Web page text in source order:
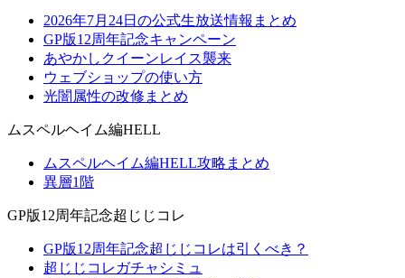
2026年7月24日の公式生放送情報まとめ
GP版12周年記念キャンペーン
あやかしクイーンレイス襲来
ウェブショップの使い方
光闇属性の改修まとめ
ムスペルヘイム編HELL
ムスペルヘイム編HELL攻略まとめ
異層1階
GP版12周年記念超じじコレ
GP版12周年記念超じじコレは引くべき？
超じじコレガチャシミュ